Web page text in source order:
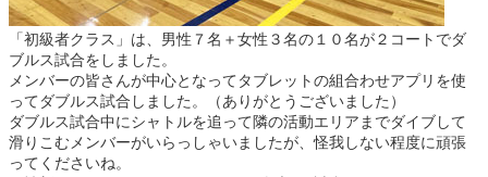
「初級者クラス」は、男性７名＋女性３名の１０名が２コートでダ
ブルス試合をしました。
メンバーの皆さんが中心となってタブレットの組合わせアプリを使
ってダブルス試合しました。（ありがとうございました）
ダブルス試合中にシャトルを追って隣の活動エリアまでダイブして
滑りこむメンバーがいらっしゃいましたが、怪我しない程度に頑張
ってくださいね。